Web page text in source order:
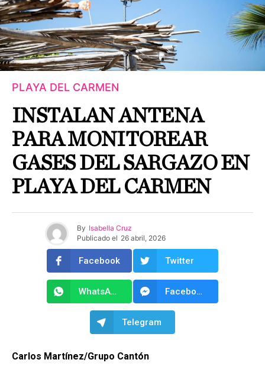
PLAYA DEL CARMEN
INSTALAN ANTENA
PARA MONITOREAR
GASES DEL SARGAZO EN
PLAYA DEL CARMEN
By Isabella Cruz
Publicado el 26 abril, 2026
Facebook Twitter
WhatsApp Facebook Messenger
Telegram
Carlos Martínez/Grupo Cantón